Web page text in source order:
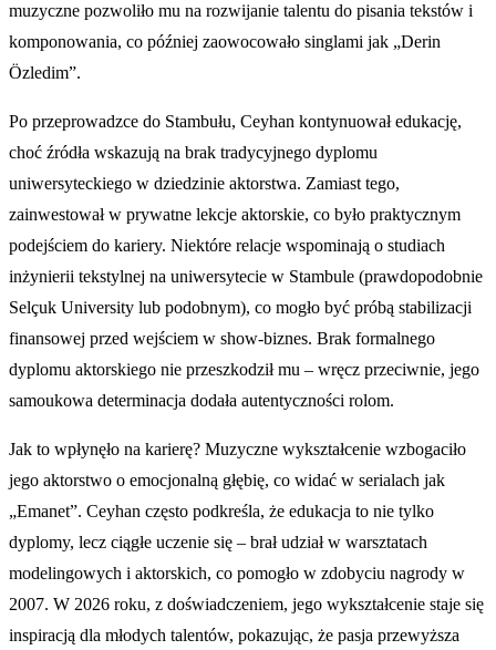
muzyczne pozwoliło mu na rozwijanie talentu do pisania tekstów i
komponowania, co później zaowocowało singlami jak „Derin
Özledim”.
Po przeprowadzce do Stambułu, Ceyhan kontynuował edukację,
choć źródła wskazują na brak tradycyjnego dyplomu
uniwersyteckiego w dziedzinie aktorstwa. Zamiast tego,
zainwestował w prywatne lekcje aktorskie, co było praktycznym
podejściem do kariery. Niektóre relacje wspominają o studiach
inżynierii tekstylnej na uniwersytecie w Stambule (prawdopodobnie
Selçuk University lub podobnym), co mogło być próbą stabilizacji
finansowej przed wejściem w show-biznes. Brak formalnego
dyplomu aktorskiego nie przeszkodził mu – wręcz przeciwnie, jego
samoukowa determinacja dodała autentyczności rolom.
Jak to wpłynęło na karierę? Muzyczne wykształcenie wzbogaciło
jego aktorstwo o emocjonalną głębię, co widać w serialach jak
„Emanet”. Ceyhan często podkreśla, że edukacja to nie tylko
dyplomy, lecz ciągłe uczenie się – brał udział w warsztatach
modelingowych i aktorskich, co pomogło w zdobyciu nagrody w
2007. W 2026 roku, z doświadczeniem, jego wykształcenie staje się
inspiracją dla młodych talentów, pokazując, że pasja przewyższa